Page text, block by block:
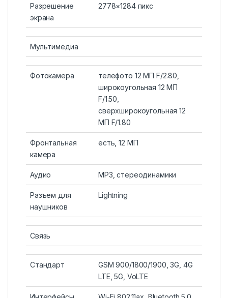
Разрешение
экрана
2778×1284 пикс
Мультимедиа
Фотокамера
телефото 12 МП F/2.80,
широкоугольная 12 МП
F/1.50,
сверхширокоугольная 12
МП F/1.80
Фронтальная
камера
есть, 12 МП
Аудио MP3, стереодинамики
Разъем для
наушников
Lightning
Связь
Стандарт
GSM 900/1800/1900, 3G, 4G
LTE, 5G, VoLTE